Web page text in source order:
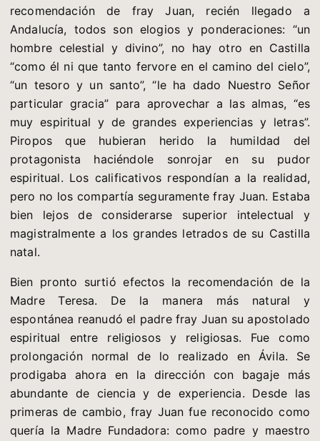
recomendación de fray Juan, recién llegado a
Andalucía, todos son elogios y ponderaciones: “un
hombre celestial y divino”, no hay otro en Castilla
“como él ni que tanto fervore en el camino del cielo”,
“un tesoro y un santo”, “le ha dado Nuestro Señor
particular gracia” para aprovechar a las almas, “es
muy espiritual y de grandes experiencias y letras”.
Piropos que hubieran herido la humildad del
protagonista haciéndole sonrojar en su pudor
espiritual. Los calificativos respondían a la realidad,
pero no los compartía seguramente fray Juan. Estaba
bien lejos de considerarse superior intelectual y
magistralmente a los grandes letrados de su Castilla
natal.
Bien pronto surtió efectos la recomendación de la
Madre Teresa. De la manera más natural y
espontánea reanudó el padre fray Juan su apostolado
espiritual entre religiosos y religiosas. Fue como
prolongación normal de lo realizado en Ávila. Se
prodigaba ahora en la dirección con bagaje más
abundante de ciencia y de experiencia. Desde las
primeras de cambio, fray Juan fue reconocido como
quería la Madre Fundadora: como padre y maestro